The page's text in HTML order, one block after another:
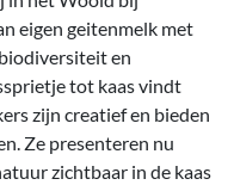
eigen geitenmelk met
en
tot kaas vindt
zijn creatief en bieden
Ze presenteren nu
zichtbaar in de kaas